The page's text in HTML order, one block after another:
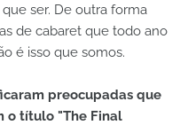
ser. De outra forma
de cabaret que todo ano
é isso que somos.
preocupadas que
o título "The Final